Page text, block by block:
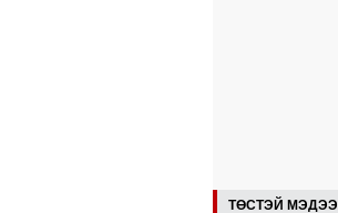
ТӨСТЭЙ МЭДЭЭ